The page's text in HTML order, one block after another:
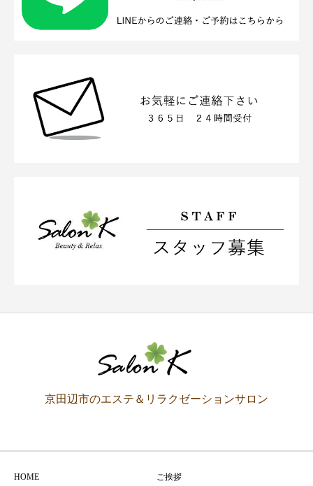
京田辺市のエステ＆リラクゼーションサロン
HOME ご挨拶